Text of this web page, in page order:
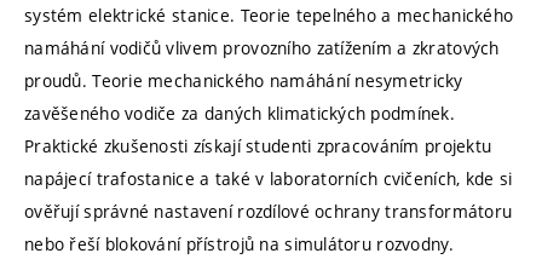
systém elektrické stanice. Teorie tepelného a mechanického
namáhání vodičů vlivem provozního zatížením a zkratových
proudů. Teorie mechanického namáhání nesymetricky
zavěšeného vodiče za daných klimatických podmínek.
Praktické zkušenosti získají studenti zpracováním projektu
napájecí trafostanice a také v laboratorních cvičeních, kde si
ověřují správné nastavení rozdílové ochrany transformátoru
nebo řeší blokování přístrojů na simulátoru rozvodny.